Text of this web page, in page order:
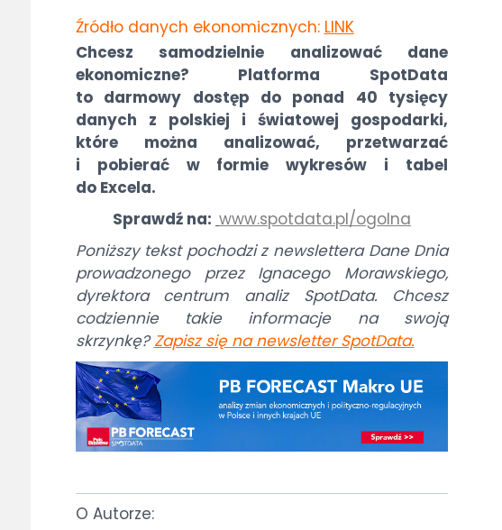
Źródło danych ekonomicznych: LINK
Chcesz samodzielnie analizować dane
ekonomiczne? Platforma SpotData
to darmowy dostęp do ponad 40 tysięcy
danych z polskiej i światowej gospodarki,
które można analizować, przetwarzać
i pobierać w formie wykresów i tabel
do Excela.
Sprawdź na: www.spotdata.pl/ogolna
Poniższy tekst pochodzi z newslettera Dane Dnia
prowadzonego przez Ignacego Morawskiego,
dyrektora centrum analiz SpotData. Chcesz
codziennie takie informacje na swoją
skrzynkę?Zapisz się na newsletter SpotData.
O Autorze: